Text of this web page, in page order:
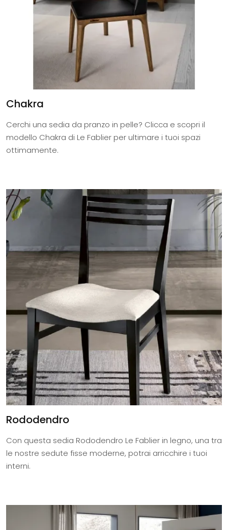
Chakra
Cerchi una sedia da pranzo in pelle? Clicca e scopri il
modello Chakra di Le Fablier per ultimare i tuoi spazi
ottimamente.
Rododendro
Con questa sedia Rododendro Le Fablier in legno, una tra
le nostre sedute fisse moderne, potrai arricchire i tuoi
interni.